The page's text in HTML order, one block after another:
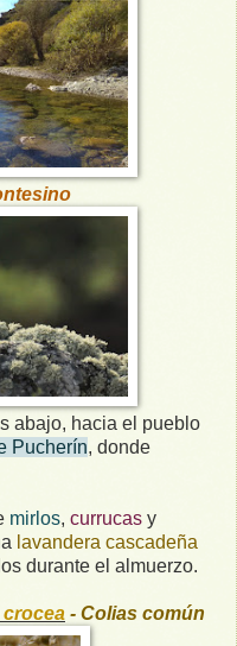
abajo, hacia el pueblo
Pucherín, donde
mirlos, currucas y
lavandera cascadeña
durante el almuerzo.
- Colias común